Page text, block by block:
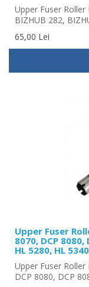
Upper Fuser
BIZHUB 282,
65,00 Lei
Upper Fuser
8070, DCP 8080,
HL 5280, HL 5340
Upper Fuser
DCP 8080, DCP